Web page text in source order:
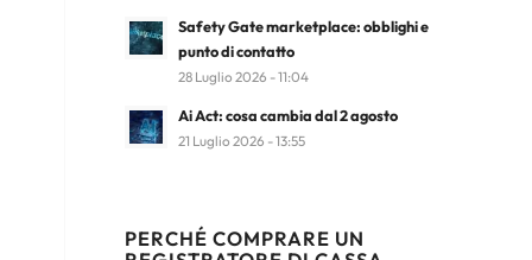
Safety Gate marketplace: obblighi e
punto di contatto
28 Luglio 2026 - 11:04
Ai Act: cosa cambia dal 2 agosto
21 Luglio 2026 - 13:55
PERCHÉ COMPRARE UN